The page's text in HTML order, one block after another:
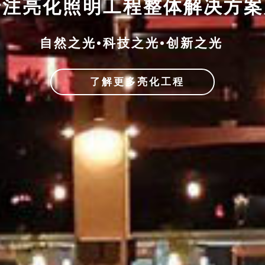
亮化照明工程整体解决方
自然之光•科技之光•创新之光
了解更多亮化工程